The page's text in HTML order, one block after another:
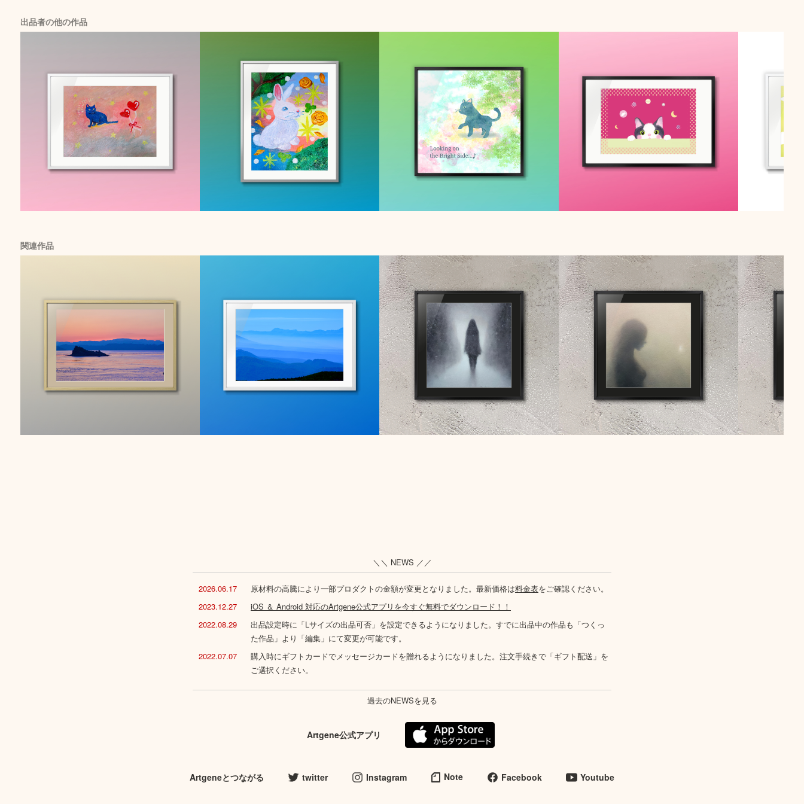
出品者の他の作品
関連作品
＼＼ NEWS ／／
2026.06.17 原材料の高騰により一部プロダクトの金額が変更となりました。最新価格は料金表をご確認ください。
2023.12.27
iOS ＆ Android 対応のArtgene公式アプリを今すぐ無料でダウンロード！！
2022.08.29
出品設定時に「Lサイズの出品可否」を設定できるようになりました。すでに出品中の作品も「つくっ
た作品」より「編集」にて変更が可能です。
2022.07.07
購入時にギフトカードでメッセージカードを贈れるようになりました。注文手続きで「ギフト配送」を
ご選択ください。
過去のNEWSを見る
Artgene公式アプリ
Artgeneとつながる twitter Instagram Note Facebook Youtube